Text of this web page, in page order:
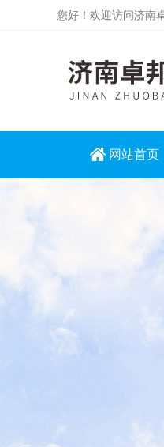
您好！欢迎访问济南
网站首页